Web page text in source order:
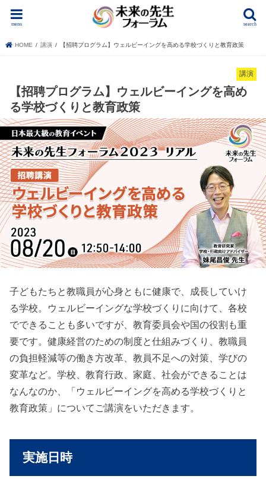
search
menu
HOME 講演 【招聘プログラム】ウェルビーイングを高める学校づくりと教育政策
講演
【招聘プログラム】ウェルビーイングを高め
る学校づくりと教育政策
子どもたちと教職員が心身ともに健康で、成長していけ
る学校。ウェルビーイングな学校づくりに向けて、各校
でできることも多いですが、教育委員会や国の役割も重
要です。健康経営のための制度と仕組みづくり、教職員
の負担軽減等の働き方改革、教員不足への対策、学びの
変革など。学校、教育行政、家庭、社会ができることは
なんなのか、「ウェルビーイングを高める学校づくりと
教育政策」についてご講演をいただきます。
実施日時